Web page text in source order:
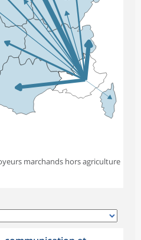
marchands hors agriculture